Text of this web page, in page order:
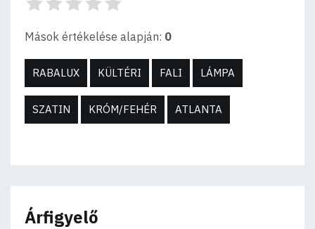
Mások értékelése alapján: 0
RABALUX KÜLTÉRI FALI LÁMPA
SZATIN KRÓM/FEHÉR ATLANTA
Árfigyelő